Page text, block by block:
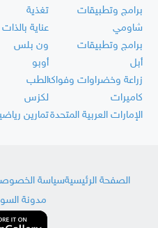
برامج وتطبيقات
تغذية
شاومي
عناية بالذات
برامج وتطبيقات
ون بلس
أبل
أوبو
زراعة وخضراوات وفواكهالطب
كاميرات
لكزس
الإمارات العربية المتحدةتمارين
الصفحة الرئيسيةسياسة
مدونة